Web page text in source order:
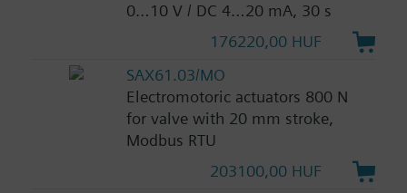
0…10 V / DC 4…20 mA, 30 s
176220,00 HUF
SAX61.03/MO
Electromotoric actuators 800 N
for valve with 20 mm stroke,
Modbus RTU
203100,00 HUF